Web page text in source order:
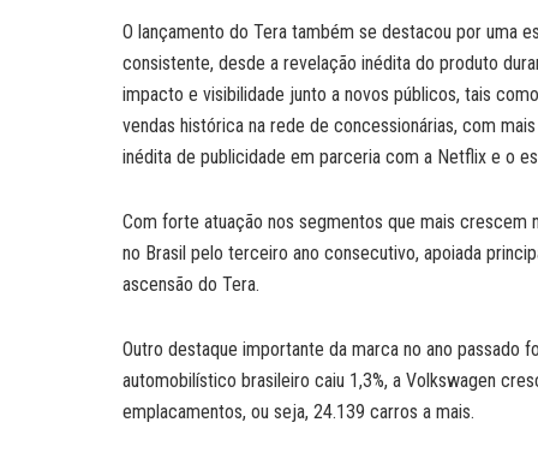
O lançamento do Tera também se destacou por uma
consistente, desde a revelação inédita do produto
impacto e visibilidade junto a novos públicos, tais
vendas histórica na rede de concessionárias, com
inédita de publicidade em parceria com a Netflix e o
Com forte atuação nos segmentos que mais crescem
no Brasil pelo terceiro ano consecutivo, apoiada
ascensão do Tera.
Outro destaque importante da marca no ano passado
automobilístico brasileiro caiu 1,3%, a Volkswagen
emplacamentos, ou seja, 24.139 carros a mais.